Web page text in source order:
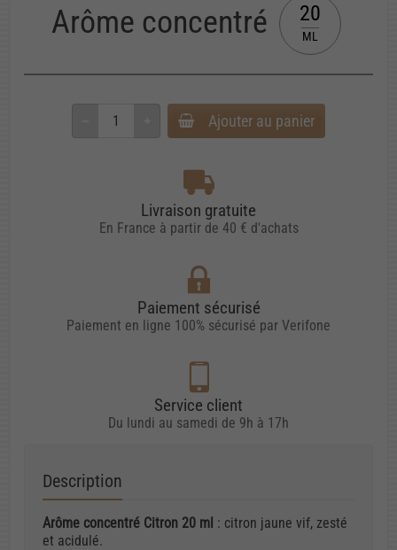
Arôme concentré 20
ML
Ajouter au panier
Livraison gratuite
En France à partir de 40 € d'achats
Paiement sécurisé
Paiement en ligne 100% sécurisé par Verifone
Service client
Du lundi au samedi de 9h à 17h
Description
Arôme concentré Citron 20 ml : citron jaune vif, zesté
et acidulé.